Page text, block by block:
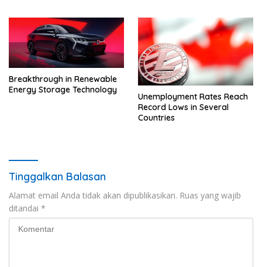
Breakthrough in Renewable
Energy Storage Technology
Unemployment Rates Reach
Record Lows in Several
Countries
Tinggalkan Balasan
Alamat email Anda tidak akan dipublikasikan. Ruas yang wajib
ditandai *